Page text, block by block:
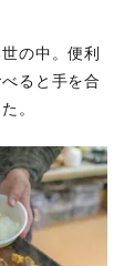
の中。便利
ると手を合
。